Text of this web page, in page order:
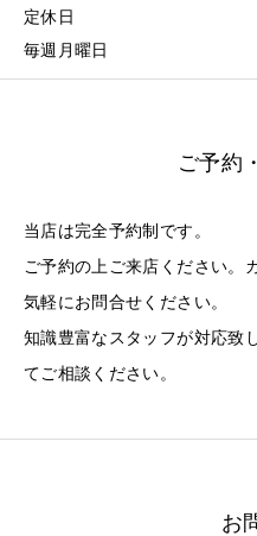
定休日
毎週月曜日
ご予約
当店は完全予約制です。
ご予約の上ご来店ください。
気軽にお問合せください。
知識豊富なスタッフが対応致
てご相談ください。
お